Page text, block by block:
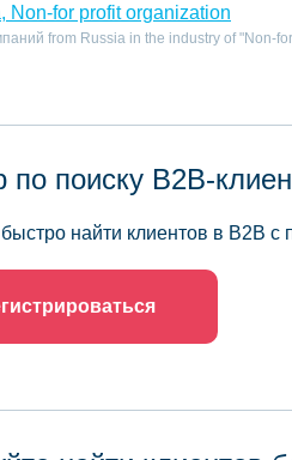
Non-for profit organization
from Russia in the industry of "Non-
по поиску B2B-
быстро найти клиентов в